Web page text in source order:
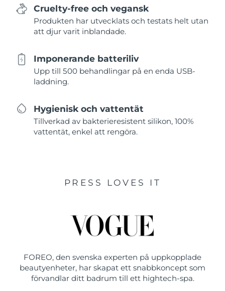
Cruelty-free och vegansk
Produkten har utvecklats och testats helt utan
att djur varit inblandade.
Imponerande batteriliv
Upp till 500 behandlingar på en enda USB-
laddning.
Hygienisk och vattentät
Tillverkad av bakterieresistent silikon, 100%
vattentät, enkel att rengöra.
PRESS LOVES IT
FOREO, den svenska experten på uppkopplade
beautyenheter, har skapat ett snabbkoncept som
förvandlar ditt badrum till ett hightech-spa.